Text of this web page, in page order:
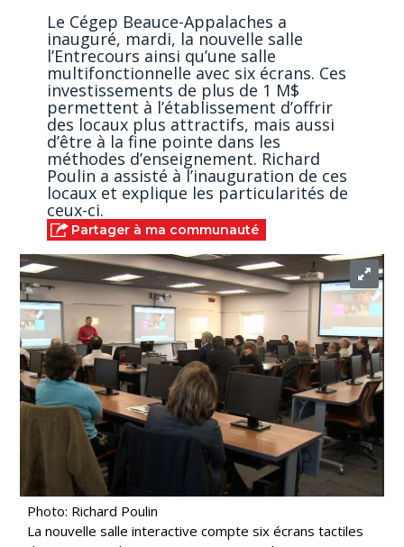
Le Cégep Beauce-Appalaches a
inauguré, mardi, la nouvelle salle
l’Entrecours ainsi qu’une salle
multifonctionnelle avec six écrans. Ces
investissements de plus de 1 M$
permettent à l’établissement d’offrir
des locaux plus attractifs, mais aussi
d’être à la fine pointe dans les
méthodes d’enseignement. Richard
Poulin a assisté à l’inauguration de ces
locaux et explique les particularités de
ceux-ci.
Partager à ma communauté
Photo: Richard Poulin
La nouvelle salle interactive compte six écrans tactiles